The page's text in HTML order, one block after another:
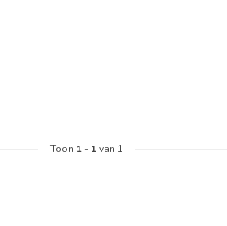
Toon 1 - 1van 1